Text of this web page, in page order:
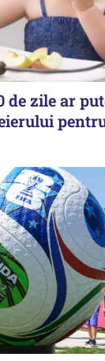
de zile ar